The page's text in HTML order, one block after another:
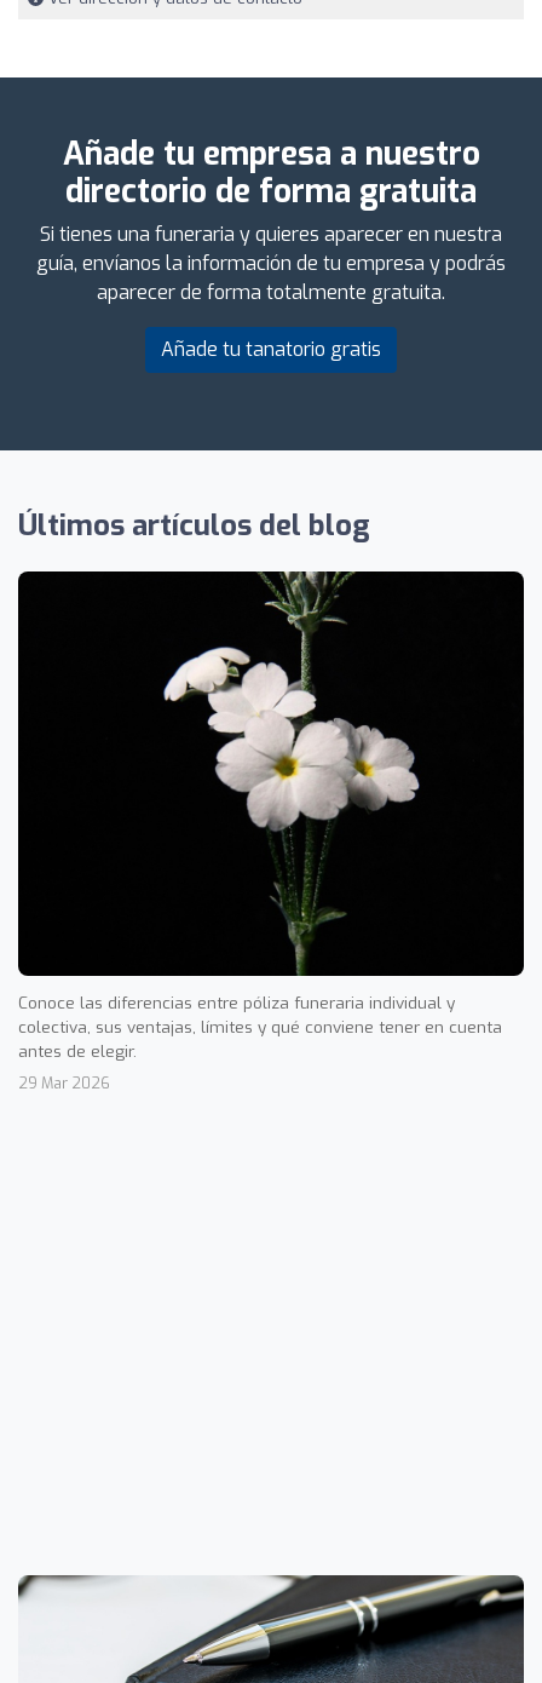
Añade tu empresa a nuestro
directorio de forma gratuita
Si tienes una funeraria y quieres aparecer en nuestra
guía, envíanos la información de tu empresa y podrás
aparecer de forma totalmente gratuita.
Añade tu tanatorio gratis
Últimos artículos del blog
Conoce las diferencias entre póliza funeraria individual y
colectiva, sus ventajas, límites y qué conviene tener en cuenta
antes de elegir.
29 Mar 2026